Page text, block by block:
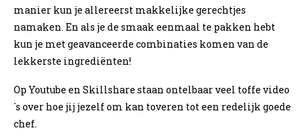
manier kun je allereerst makkelijke gerechtjes
namaken. En als je de smaak eenmaal te pakken hebt
kun je met geavanceerde combinaties komen van de
lekkerste ingrediënten!
Op Youtube en Skillshare staan ontelbaar veel toffe video
´s over hoe jij jezelf om kan toveren tot een redelijk goede
chef.